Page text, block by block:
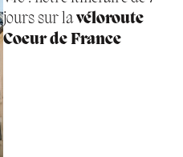
jours sur lavéloroute
Coeur de France